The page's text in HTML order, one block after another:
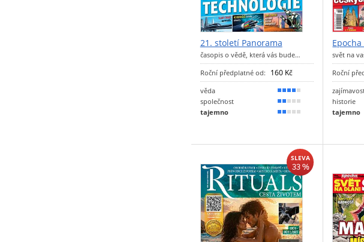
21. století Panorama
časopis o vědě, která vás bude…
Roční předplatné od: 160 Kč
věda
80 %
společnost
40 %
tajemno
30 %
svět na
Roční
historie
tajemno
SLEVA
33 %